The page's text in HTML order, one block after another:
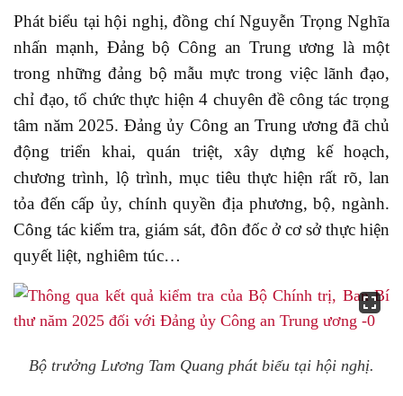
Phát biểu tại hội nghị, đồng chí Nguyễn Trọng Nghĩa
nhấn mạnh, Đảng bộ Công an Trung ương là một
trong những đảng bộ mẫu mực trong việc lãnh đạo,
chỉ đạo, tổ chức thực hiện 4 chuyên đề công tác trọng
tâm năm 2025. Đảng ủy Công an Trung ương đã chủ
động triển khai, quán triệt, xây dựng kế hoạch,
chương trình, lộ trình, mục tiêu thực hiện rất rõ, lan
tỏa đến cấp ủy, chính quyền địa phương, bộ, ngành.
Công tác kiểm tra, giám sát, đôn đốc ở cơ sở thực hiện
quyết liệt, nghiêm túc…
Bộ trưởng Lương Tam Quang phát biếu tại hội nghị.